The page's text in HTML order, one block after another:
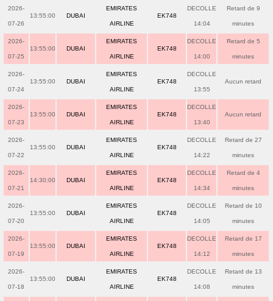
2026-
07-26
13:55:00 DUBAI
EMIRATES
AIRLINE
EK748
DECOLLE
14:04
Retard de 9
minutes
2026-
07-25
13:55:00 DUBAI
EMIRATES
AIRLINE
EK748
DECOLLE
14:00
Retard de 5
minutes
2026-
07-24
13:55:00 DUBAI
EMIRATES
AIRLINE
EK748
DECOLLE
13:55
Aucun retard
2026-
07-23
13:55:00 DUBAI
EMIRATES
AIRLINE
EK748
DECOLLE
13:40
Aucun retard
2026-
07-22
13:55:00 DUBAI
EMIRATES
AIRLINE
EK748
DECOLLE
14:22
Retard de 27
minutes
2026-
07-21
14:30:00 DUBAI
EMIRATES
AIRLINE
EK748
DECOLLE
14:34
Retard de 4
minutes
2026-
07-20
13:55:00 DUBAI
EMIRATES
AIRLINE
EK748
DECOLLE
14:05
Retard de 10
minutes
2026-
07-19
13:55:00 DUBAI
EMIRATES
AIRLINE
EK748
DECOLLE
14:12
Retard de 17
minutes
2026-
07-18
13:55:00 DUBAI
EMIRATES
AIRLINE
EK748
DECOLLE
14:08
Retard de 13
minutes